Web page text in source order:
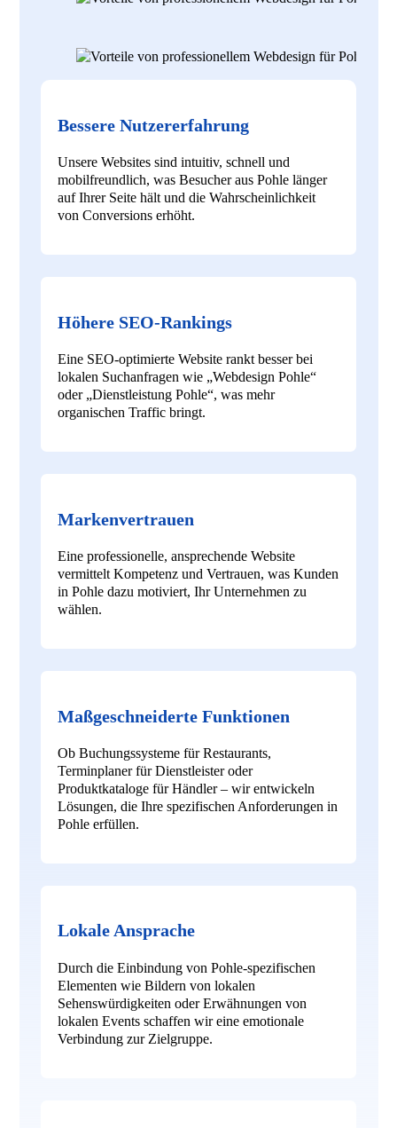
Bessere Nutzererfahrung
Unsere Websites sind intuitiv, schnell und
mobilfreundlich, was Besucher aus Pohle länger
auf Ihrer Seite hält und die Wahrscheinlichkeit
von Conversions erhöht.
Höhere SEO-Rankings
Eine SEO-optimierte Website rankt besser bei
lokalen Suchanfragen wie „Webdesign Pohle“
oder „Dienstleistung Pohle“, was mehr
organischen Traffic bringt.
Markenvertrauen
Eine professionelle, ansprechende Website
vermittelt Kompetenz und Vertrauen, was Kunden
in Pohle dazu motiviert, Ihr Unternehmen zu
wählen.
Maßgeschneiderte Funktionen
Ob Buchungssysteme für Restaurants,
Terminplaner für Dienstleister oder
Produktkataloge für Händler – wir entwickeln
Lösungen, die Ihre spezifischen Anforderungen in
Pohle erfüllen.
Lokale Ansprache
Durch die Einbindung von Pohle-spezifischen
Elementen wie Bildern von lokalen
Sehenswürdigkeiten oder Erwähnungen von
lokalen Events schaffen wir eine emotionale
Verbindung zur Zielgruppe.